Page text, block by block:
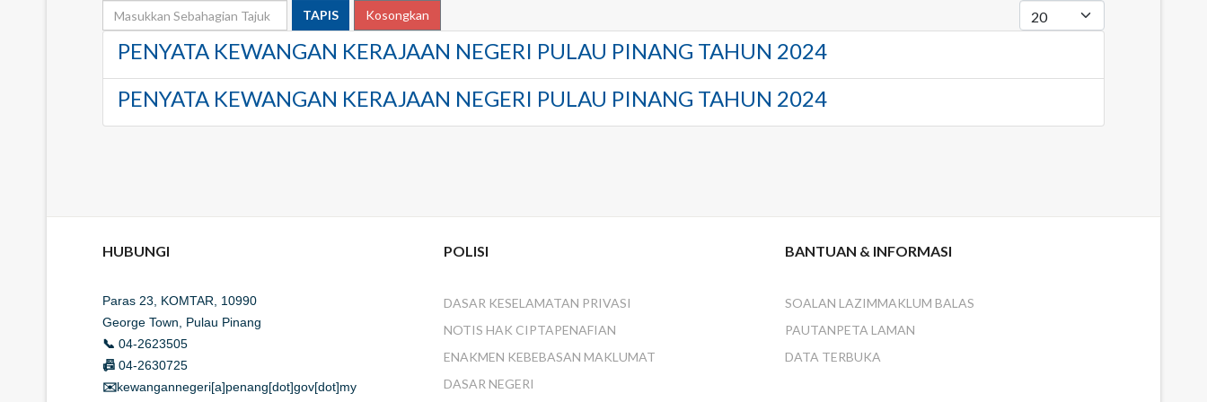
MASUKKAN SEBAHAGIAN TAJUK
TAPIS Kosongkan
PAPAR #
PENYATA KEWANGAN KERAJAAN NEGERI PULAU PINANG TAHUN 2024
PENYATA KEWANGAN KERAJAAN NEGERI PULAU PINANG TAHUN 2024
HUBUNGI
Paras 23, KOMTAR, 10990
George Town, Pulau Pinang
📞 04-2623505
📠 04-2630725
✉️kewangannegeri[a]penang[dot]gov[dot]my
POLISI
DASAR KESELAMATAN PRIVASI
NOTIS HAK CIPTAPENAFIAN
ENAKMEN KEBEBASAN MAKLUMAT
DASAR NEGERI
BANTUAN & INFORMASI
SOALAN LAZIMMAKLUM BALAS
PAUTANPETA LAMAN
DATA TERBUKA